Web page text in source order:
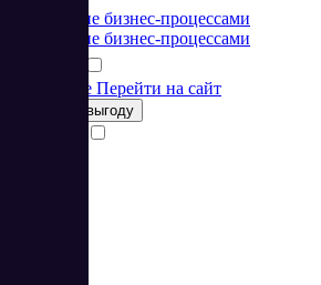
Управление бизнес-процессами
Управление бизнес-процессами
Подробнее Перейти на сайт
Получить выгоду